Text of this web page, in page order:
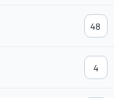
48
4